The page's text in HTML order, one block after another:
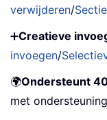
verwijderen/
➕Creatieve
invoegen/
🌍Ondersteunt
met